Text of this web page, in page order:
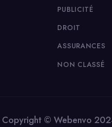
PUBLICITÉ
DROIT
ASSURANCES
NON CLASSÉ
Copyright © Webenvo